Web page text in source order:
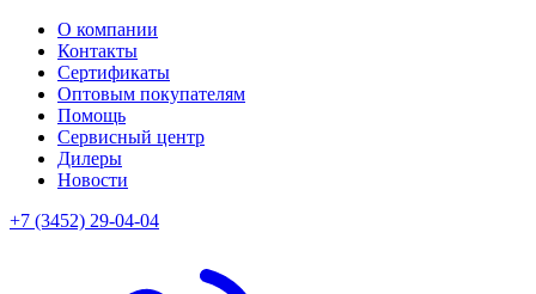
О компании
Контакты
Сертификаты
Оптовым покупателям
Помощь
Сервисный центр
Дилеры
Новости
+7 (3452) 29-04-04